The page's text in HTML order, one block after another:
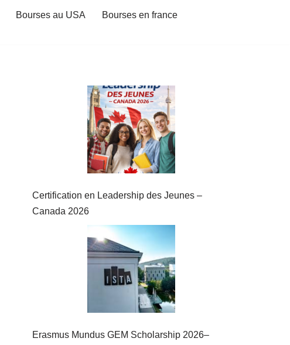
Bourses au USA
Bourses en france
Certification en Leadership des Jeunes –
Canada 2026
Erasmus Mundus GEM Scholarship 2026–